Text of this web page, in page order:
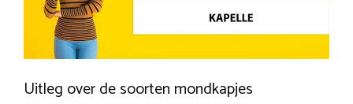
Uitleg over de soorten mondkapjes